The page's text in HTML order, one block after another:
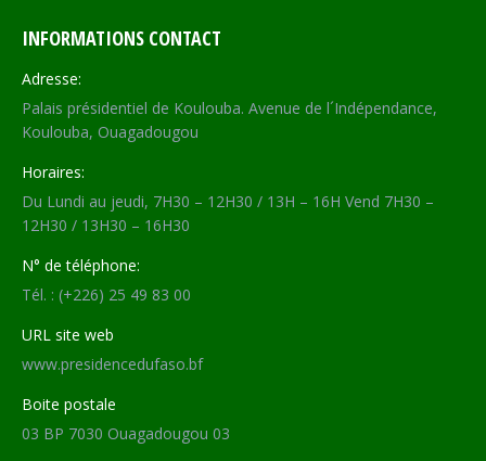
INFORMATIONS CONTACT
Adresse:
Palais présidentiel de Koulouba. Avenue de l´Indépendance,
Koulouba, Ouagadougou
Horaires:
Du Lundi au jeudi, 7H30 – 12H30 / 13H – 16H Vend 7H30 –
12H30 / 13H30 – 16H30
N° de téléphone:
Tél. : (+226) 25 49 83 00
URL site web
www.presidencedufaso.bf
Boite postale
03 BP 7030 Ouagadougou 03